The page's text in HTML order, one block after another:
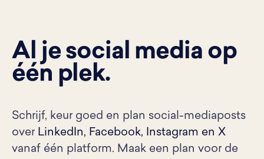
Al je social media op
één plek.
Schrijf, keur goed en plan social-mediaposts
over LinkedIn, Facebook, Instagram en X
vanaf één platform. Maak een plan voor de